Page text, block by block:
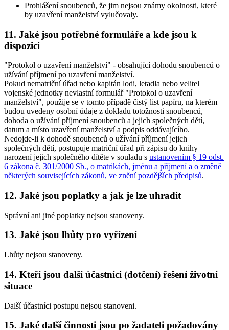
Prohlášení snoubenců, že jim nejsou známy okolnosti, které
by uzavření manželství vylučovaly.
11. Jaké jsou potřebné formuláře a kde jsou k
dispozici
"Protokol o uzavření manželství" - obsahující dohodu snoubenců o
užívání příjmení po uzavření manželství.
Pokud nematriční úřad nebo kapitán lodi, letadla nebo velitel
vojenské jednotky nevlastní formulář "Protokol o uzavření
manželství", použije se v tomto případě čistý list papíru, na kterém
budou uvedeny osobní údaje z dokladu totožnosti snoubenců,
dohoda o užívání příjmení snoubenců a jejich společných dětí,
datum a místo uzavření manželství a podpis oddávajícího.
Nedojde-li k dohodě snoubenců o užívání příjmení jejich
společných dětí, postupuje matriční úřad při zápisu do knihy
narození jejich společného dítěte v souladu s ustanovením § 19 odst.
6 zákona č. 301/2000 Sb., o matrikách, jménu a příjmení a o změně
některých souvisejících zákonů, ve znění pozdějších předpisů.
12. Jaké jsou poplatky a jak je lze uhradit
Správní ani jiné poplatky nejsou stanoveny.
13. Jaké jsou lhůty pro vyřízení
Lhůty nejsou stanoveny.
14. Kteří jsou další účastníci (dotčení) řešení životní
situace
Další účastníci postupu nejsou stanoveni.
15. Jaké další činnosti jsou po žadateli požadovány